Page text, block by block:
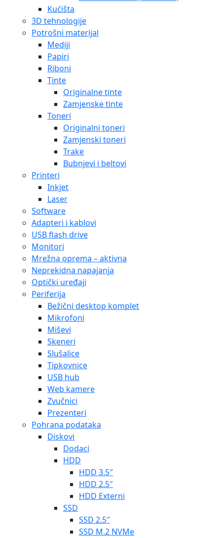
Laser
Software
Adapteri i kablovi
USB flash drive
Monitori
Mrežna oprema – aktivna
Neprekidna napajanja
Optički uređaji
Periferija
Bežični desktop komplet
Mikrofoni
Miševi
Skeneri
Slušalice
Tipkovnice
USB hub
Web kamere
Zvučnici
Prezenteri
Pohrana podataka
Diskovi
Dodaci
HDD
HDD 3.5″
HDD Externi
SSD
SSD M.2 SATA
SSD externi
Storage
Disk storage
NAS, SAN, tape
POS oprema
Barkod čitači
Monitori
Periferna POS oprema
Pisači
POS PDA uređaji
POS sustavi
Tipkovnice
Projektori i platna
Projektori
Platna